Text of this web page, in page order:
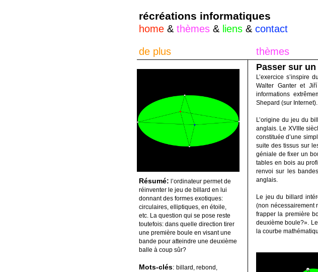
récréations informatiques
home & thèmes & liens & contact
Résumé: l’ordinateur permet de
réinventer le jeu de billard en lui
donnant des formes exotiques:
circulaires, elliptiques, en étoile,
etc. La question qui se pose reste
toutefois: dans quelle direction tirer
une première boule en visant une
bande pour atteindre une deuxième
balle à coup sûr?
Mots-clés: billard, rebond,
thèmes
de plus
Passer sur
L’exercice s’inspire
Walter Ganter et
informations
Shepard (sur Internet).
L’origine du jeu du
anglais. Le XVIIIe
constituée d’une
suite des tissus sur
géniale de fixer un
tables en bois au
renvoi sur les
anglais.
Le jeu du billard
(non nécessairement
frapper la première
deuxième boule?».
la courbe